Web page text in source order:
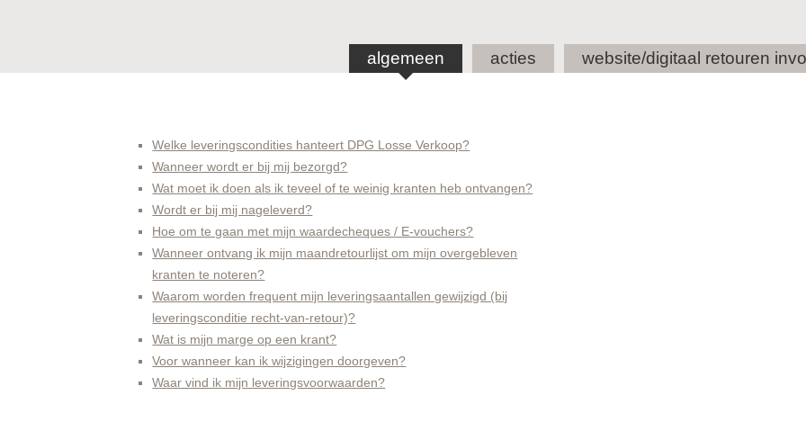
algemeen acties website/digitaal retouren
Welke leveringscondities hanteert DPG Losse Verkoop?
Wanneer wordt er bij mij bezorgd?
Wat moet ik doen als ik teveel of te weinig kranten heb ontvangen?
Wordt er bij mij nageleverd?
Hoe om te gaan met mijn waardecheques / E-vouchers?
Wanneer ontvang ik mijn maandretourlijst om mijn overgebleven
kranten te noteren?
Waarom worden frequent mijn leveringsaantallen gewijzigd (bij
leveringsconditie recht-van-retour)?
Wat is mijn marge op een krant?
Voor wanneer kan ik wijzigingen doorgeven?
Waar vind ik mijn leveringsvoorwaarden?